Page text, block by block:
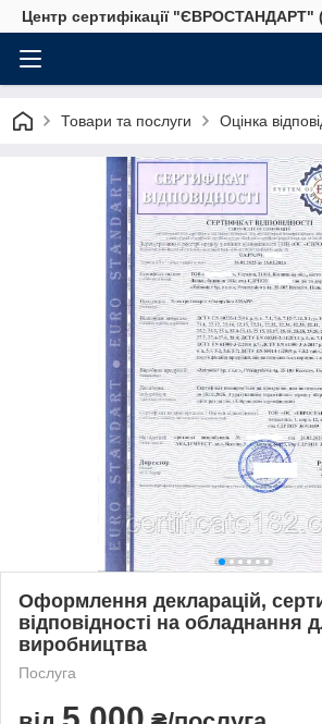
Центр сертифікації "ЄВРОСТАНДАРТ"
Товари та послуги Оцінка
Оформлення декларацій,
відповідності на обладнання
виробництва
Послуга